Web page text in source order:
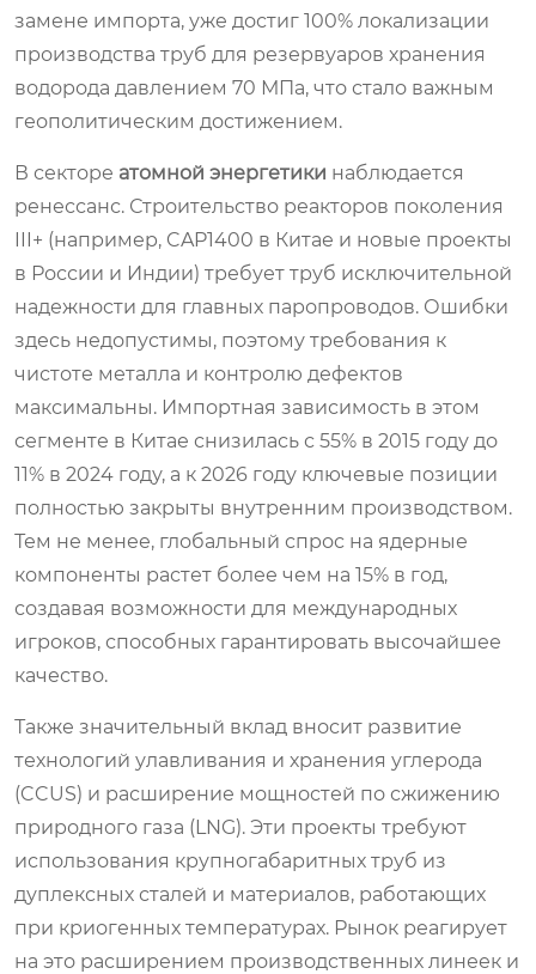
замене импорта, уже достиг 100% локализации
производства труб для резервуаров хранения
водорода давлением 70 МПа, что стало важным
геополитическим достижением.
В секторе атомной энергетики наблюдается
ренессанс. Строительство реакторов поколения
III+ (например, CAP1400 в Китае и новые проекты
в России и Индии) требует труб исключительной
надежности для главных паропроводов. Ошибки
здесь недопустимы, поэтому требования к
чистоте металла и контролю дефектов
максимальны. Импортная зависимость в этом
сегменте в Китае снизилась с 55% в 2015 году до
11% в 2024 году, а к 2026 году ключевые позиции
полностью закрыты внутренним производством.
Тем не менее, глобальный спрос на ядерные
компоненты растет более чем на 15% в год,
создавая возможности для международных
игроков, способных гарантировать высочайшее
качество.
Также значительный вклад вносит развитие
технологий улавливания и хранения углерода
(CCUS) и расширение мощностей по сжижению
природного газа (LNG). Эти проекты требуют
использования крупногабаритных труб из
дуплексных сталей и материалов, работающих
при криогенных температурах. Рынок реагирует
на это расширением производственных линеек и